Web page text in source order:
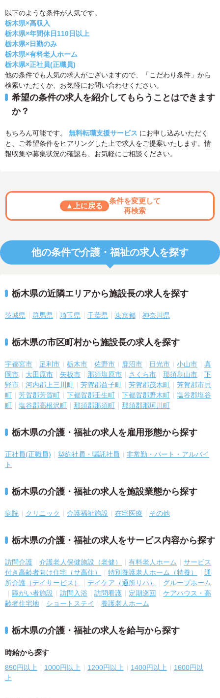
以下のような条件が人気です。
栃木県×高収入
栃木県×年間休日110日以上
栃木県×日勤のみ
栃木県×有料老人ホーム
栃木県×正社員(正職員)
他の条件でも人気の求人がございますので、「こだわり条件」から
検索いただくか、お気軽にお問い合わせください。
希望の条件の求人を紹介してもらうことはできます
か？
もちろん可能です。 無料転職支援サービス にお申し込みいただく
と、ご希望条件をヒアリングした上で求人をご提案いたします。情
報収集や募集状況の確認も、お気軽にご相談ください。
▲上に戻る
条件を変更して
再検索
他の条件で介護・福祉の求人を探す
栃木県の近隣エリアから施設長の求人を探す
茨城県 群馬県 埼玉県 千葉県 東京都 神奈川県
栃木県の市区町村から施設長の求人を探す
宇都宮市 足利市 栃木市 佐野市 鹿沼市 日光市 小山市
真
岡市
大田原市 矢板市 那須塩原市 さくら市 那須烏山市
下
野市
河内郡上三川町 芳賀郡益子町 芳賀郡茂木町
芳賀郡市貝
町
芳賀郡芳賀町 下都賀郡壬生町 下都賀郡野木町
塩谷郡塩谷
町
塩谷郡高根沢町 那須郡那須町 那須郡那珂川町
栃木県の介護・福祉の求人を雇用形態から探す
正社員(正職員) 契約社員・嘱託社員
非常勤・パート・アルバイ
ト
栃木県の介護・福祉の求人を施設業態から探す
病院 クリニック 介護福祉施設 在宅医療 その他
栃木県の介護・福祉の求人をサービス内容から探す
訪問介護 介護老人保健施設（老健） 有料老人ホーム
サービス
付き高齢者向け住宅（サ高住）
特別養護老人ホーム（特養）
通
所介護（デイサービス）
デイケア（通所リハ）
グループホーム
障がい者施設
訪問入浴 訪問看護 定期巡回
ケアハウス・高
齢者住宅地
ショートステイ 養護老人ホーム
栃木県の介護・福祉の求人を給与から探す
時給から探す
850円以上 1000円以上 1200円以上 1400円以上
1600円以
上